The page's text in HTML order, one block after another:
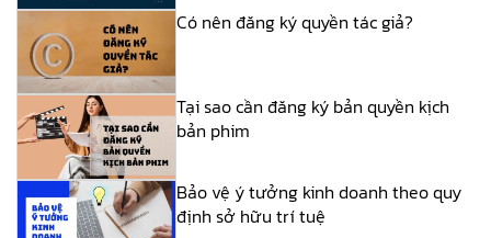
Có nên đăng ký quyền tác giả?
Tại sao cần đăng ký bản quyền kịch
bản phim
Bảo vệ ý tưởng kinh doanh theo quy
định sở hữu trí tuệ